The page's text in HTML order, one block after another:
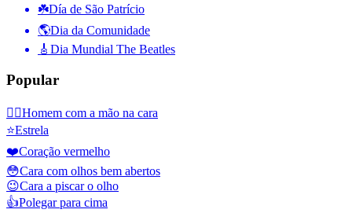
☘️Día de São Patrício
🌎Dia da Comunidade
🎸 Dia Mundial The Beatles
Popular
🤦‍♂️Homem com a mão na cara
⭐Estrela
❤️Coração vermelho
😳Cara com olhos bem abertos
😉Cara a piscar o olho
👍Polegar para cima